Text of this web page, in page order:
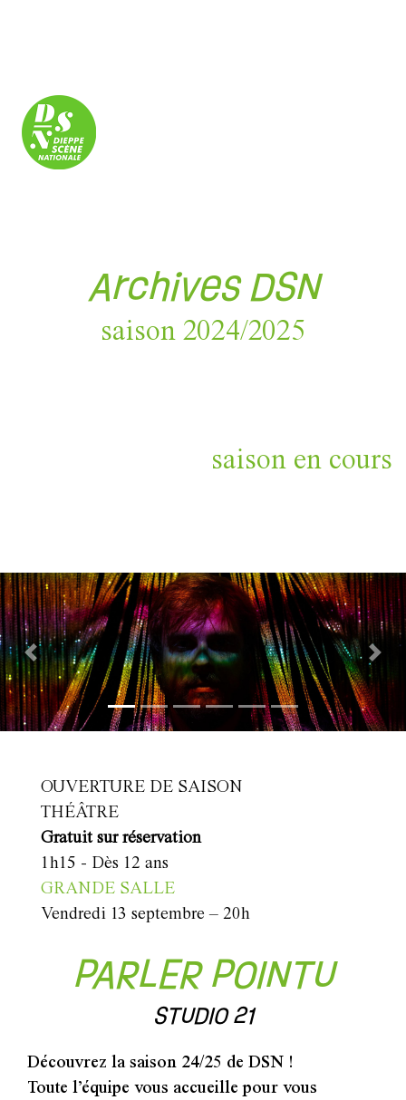
Archives DSN
saison 2024/2025
saison en cours
Previous Next
OUVERTURE DE SAISON
THÉÂTRE
Gratuit sur réservation
1h15 - Dès 12 ans
GRANDE SALLE
Vendredi 13 septembre – 20h
PARLER POINTU
STUDIO 21
Découvrez la saison 24/25 de DSN !
Toute l’équipe vous accueille pour vous